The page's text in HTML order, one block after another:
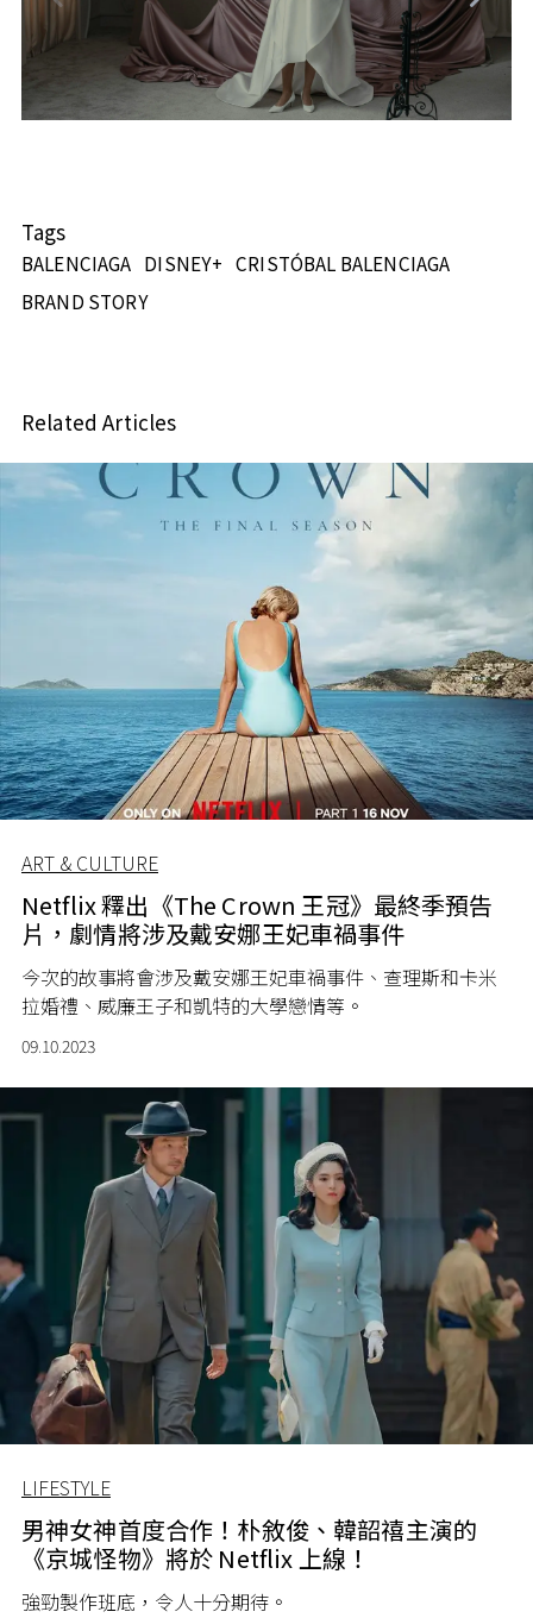
Tags
BALENCIAGA DISNEY+ CRISTÓBAL BALENCIAGA
BRAND STORY
Related Articles
ART & CULTURE
Netflix 釋出《The Crown 王冠》最終季預告
片，劇情將涉及戴安娜王妃車禍事件
今次的故事將會涉及戴安娜王妃車禍事件、查理斯和卡米
拉婚禮、威廉王子和凱特的大學戀情等。
09.10.2023
LIFESTYLE
男神女神首度合作！朴敘俊、韓韶禧主演的
《京城怪物》將於 Netflix 上線！
強勁製作班底，令人十分期待。